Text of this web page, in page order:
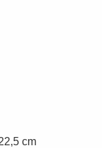
cm